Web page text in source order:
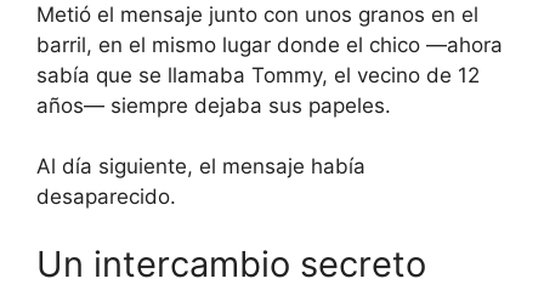
Metió el mensaje junto con unos granos en el
barril, en el mismo lugar donde el chico —ahora
sabía que se llamaba Tommy, el vecino de 12
años— siempre dejaba sus papeles.
Al día siguiente, el mensaje había
desaparecido.
Un intercambio secreto